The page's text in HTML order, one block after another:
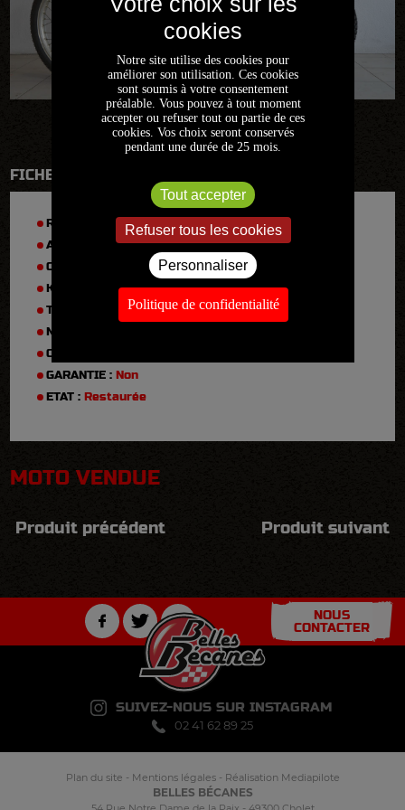
FICHE TECHNIQUE
RÉFÉRENCE : FR1229
ANNÉE :
1974
CYLINDRÉE :
KM :
TYPE :
XL 250 K0
N° DE SÉRIE :
CARTE GRISE :
GARANTIE :Non
ETAT :Restaurée
MOTO VENDUE
Produit précédent Produit suivant
NOUS
CONTACTER
SUIVEZ-NOUS SUR INSTAGRAM
02 41 62 89 25
Plan du site - Mentions légales- Réalisation Mediapilote
BELLES BÉCANES
Notre site utilise des cookies pour
améliorer son utilisation. Ces cookies
sont soumis à votre consentement
préalable. Vous pouvez à tout moment
accepter ou refuser tout ou partie de ces
cookies. Vos choix seront conservés
pendant une durée de 25 mois.
Tout accepter
Refuser tous les cookies
Personnaliser
Politique de confidentialité